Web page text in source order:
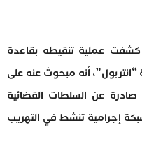
عملية تنقيطه بقاعدة
“انتربول”، أنه مبحوث عنه على
صادرة عن السلطات القضائية
إجرامية تنشط في التهريب